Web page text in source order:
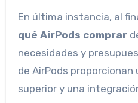
En última instancia, al
qué AirPods comprar
necesidades y
de AirPods proporcionan
superior y una